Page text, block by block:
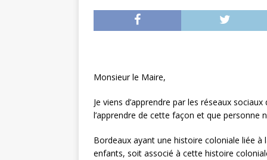
Monsieur le Maire,
Je viens d’apprendre par les réseaux
l’apprendre de cette façon et que personne
Bordeaux ayant une histoire coloniale liée
enfants, soit associé à cette histoire